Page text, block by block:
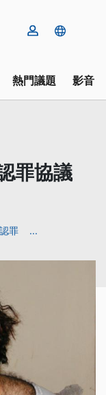
熱門議題 影音
罪協議
認罪 ...